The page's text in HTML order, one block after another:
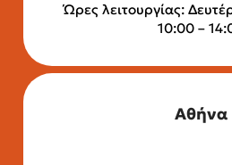
Ώρες λειτουργίας:
10:00 –
Αθήνα